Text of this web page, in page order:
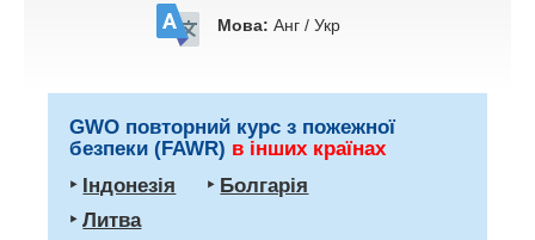
Мова: Анг / Укр
GWO повторний курс з пожежної
безпеки (FAWR) в інших країнах
‣ Індонезія ‣ Болгарія
‣Литва